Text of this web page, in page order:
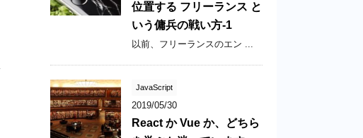
位置する フリーランス と
いう傭兵の戦い方-1
以前、フリーランスのエン ...
JavaScript
2019/05/30
React か Vue か、どちら